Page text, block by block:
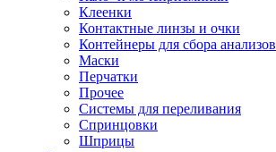
Клеенки
Контактные линзы и очки
Контейнеры для сбора анализов
Маски
Перчатки
Прочее
Системы для переливания
Спринцовки
Шприцы